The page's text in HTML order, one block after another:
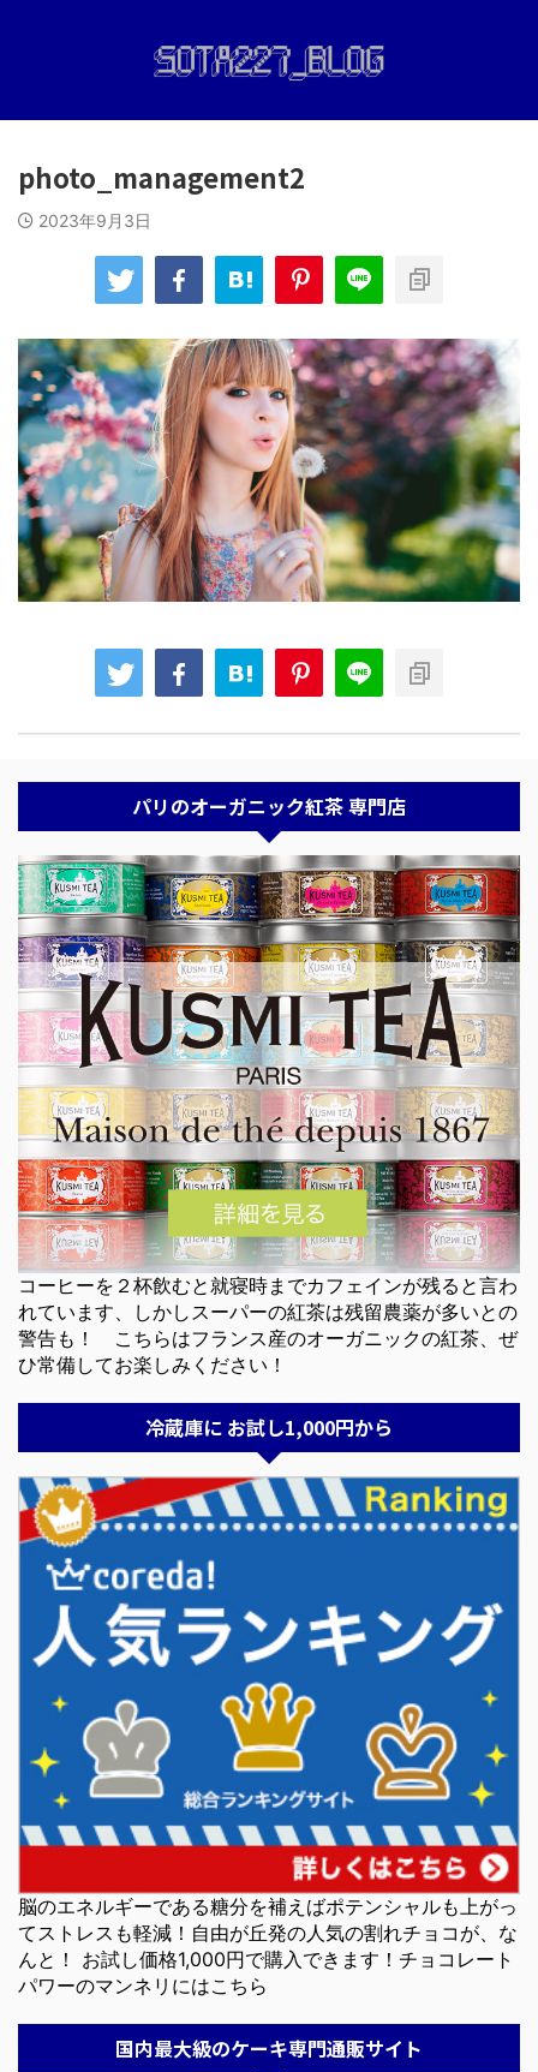
photo_management2
2023年9月3日
パリのオーガニック紅茶 専門店
コーヒーを２杯飲むと就寝時までカフェインが残ると言わ
れています、しかしスーパーの紅茶は残留農薬が多いとの
警告も！ こちらはフランス産のオーガニックの紅茶、ぜ
ひ常備してお楽しみください！
冷蔵庫に お試し1,000円から
脳のエネルギーである糖分を補えばポテンシャルも上がっ
てストレスも軽減！自由が丘発の人気の割れチョコが、な
んと！ お試し価格1,000円で購入できます！チョコレート
パワーのマンネリにはこちら
国内最大級のケーキ専門通販サイト